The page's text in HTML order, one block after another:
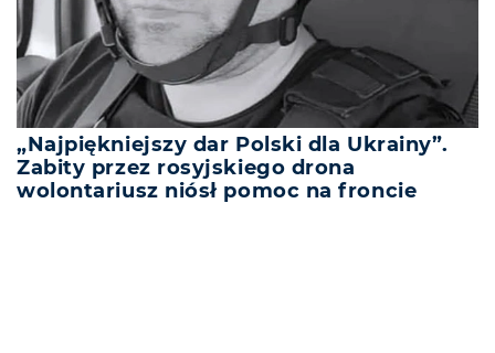
„Najpiękniejszy dar Polski dla Ukrainy”.
Zabity przez rosyjskiego drona
wolontariusz niósł pomoc na froncie